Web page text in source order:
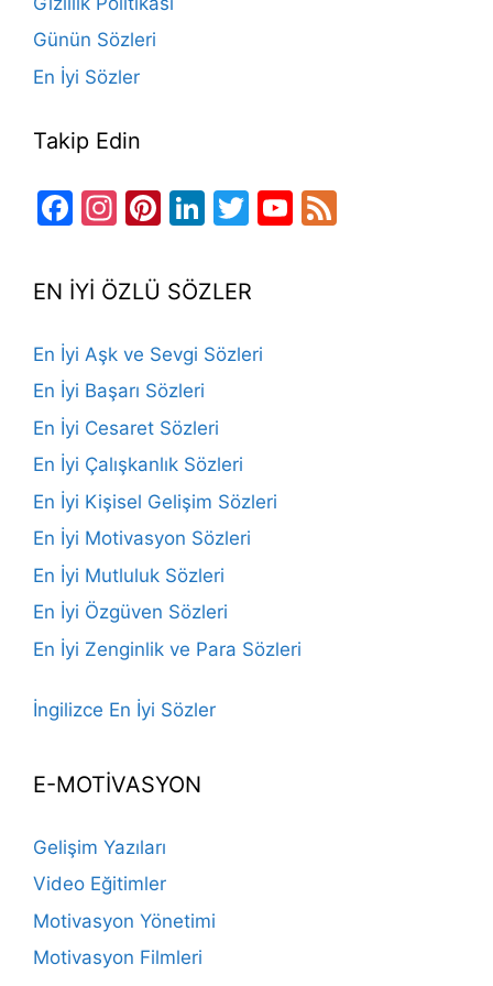
Günün Sözleri
En İyi Sözler
Takip Edin
Facebook
Instagram
Pinterest
LinkedIn
TwitterYouTube
EN İYİ ÖZLÜ SÖZLER
En İyi Aşk ve Sevgi Sözleri
En İyi Başarı Sözleri
En İyi Cesaret Sözleri
En İyi Çalışkanlık Sözleri
En İyi Kişisel Gelişim Sözleri
En İyi Motivasyon Sözleri
En İyi Mutluluk Sözleri
En İyi Özgüven Sözleri
En İyi Zenginlik ve Para Sözleri
İngilizce En İyi Sözler
E-MOTİVASYON
Gelişim Yazıları
Video Eğitimler
Motivasyon Yönetimi
Motivasyon Filmleri